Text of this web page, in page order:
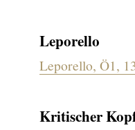
Leporello
Leporello, Ö1,
Kritischer